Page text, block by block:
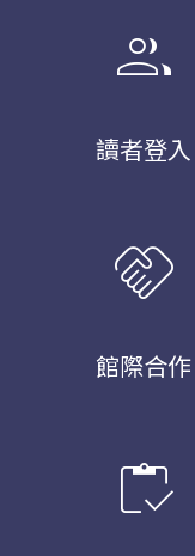
group
讀者登入
handshake
館際合作
inventory